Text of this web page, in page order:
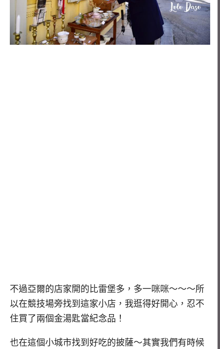
不過亞爾的店家開的比雷堡多，多一咪咪～～～所
以在競技場旁找到這家小店，我逛得好開心，忍不
住買了兩個金湯匙當紀念品！
也在這個小城市找到好吃的披薩～其實我們有時候